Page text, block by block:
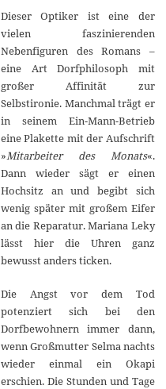
Dieser Optiker ist eine der
vielen faszinierenden
Nebenfiguren des Romans –
eine Art Dorfphilosoph mit
großer Affinität zur
Selbstironie. Manchmal trägt er
in seinem Ein-Mann-Betrieb
eine Plakette mit der Aufschrift
»Mitarbeiter des Monats«.
Dann wieder sägt er einen
Hochsitz an und begibt sich
wenig später mit großem Eifer
an die Reparatur. Mariana Leky
lässt hier die Uhren ganz
bewusst anders ticken.
Die Angst vor dem Tod
potenziert sich bei den
Dorfbewohnern immer dann,
wenn Großmutter Selma nachts
wieder einmal ein Okapi
erschien. Die Stunden und Tage